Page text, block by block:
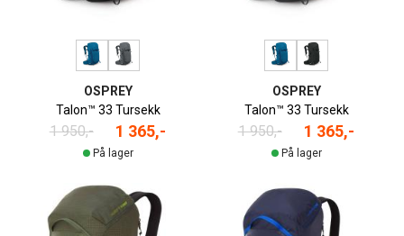
OSPREY
Talon™ 33 Tursekk
1 950,- 1 365,-
På lager
OSPREY
Talon™ 33 Tursekk
1 950,- 1 365,-
På lager